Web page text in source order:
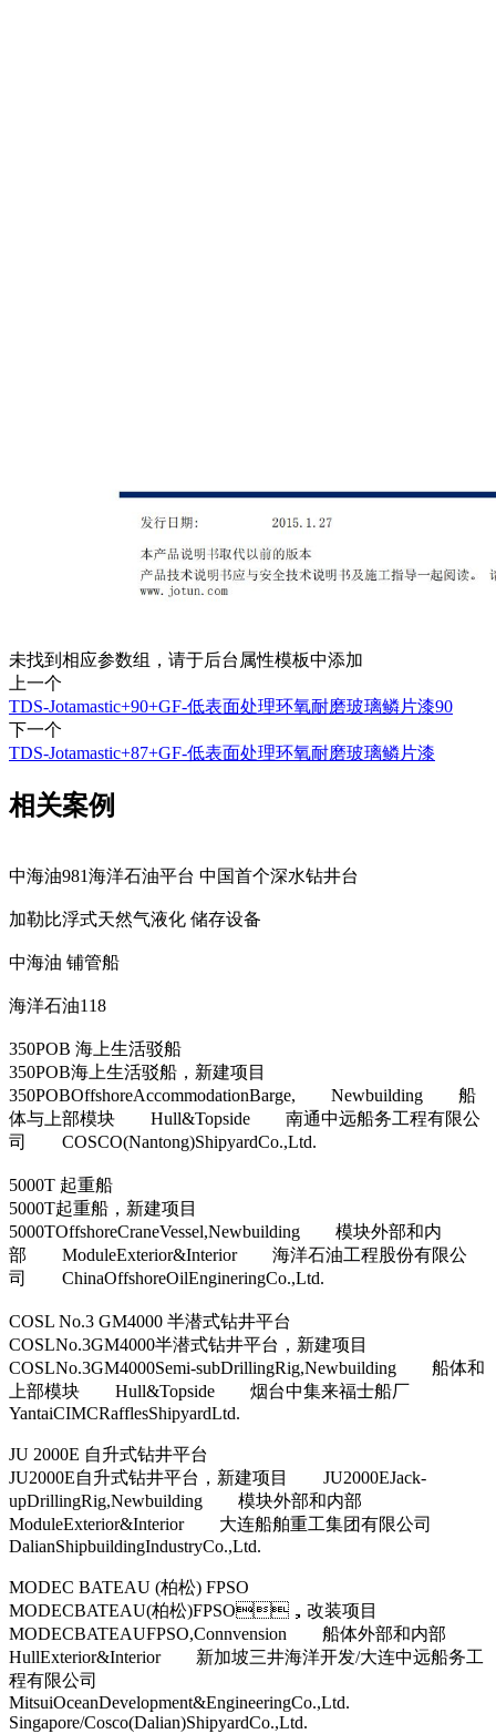
未找到相应参数组，请于后台属性模板中添加
上一个
TDS-Jotamastic+90+GF-低表面处理环氧耐磨玻璃鳞片漆90
下一个
TDS-Jotamastic+87+GF-低表面处理环氧耐磨玻璃鳞片漆
相关案例
中海油981海洋石油平台 中国首个深水钻井台
加勒比浮式天然气液化 储存设备
中海油 铺管船
海洋石油118
350POB 海上生活驳船
350POB海上生活驳船，新建项目
350POBOffshoreAccommodationBarge, Newbuilding 船
体与上部模块 Hull&Topside 南通中远船务工程有限公
司 COSCO(Nantong)ShipyardCo.,Ltd.
5000T 起重船
5000T起重船，新建项目
5000TOffshoreCraneVessel,Newbuilding 模块外部和内
部 ModuleExterior&Interior 海洋石油工程股份有限公
司 ChinaOffshoreOilEngineringCo.,Ltd.
COSL No.3 GM4000 半潜式钻井平台
COSLNo.3GM4000半潜式钻井平台，新建项目
COSLNo.3GM4000Semi-subDrillingRig,Newbuilding 船体和
上部模块 Hull&Topside 烟台中集来福士船厂
YantaiCIMCRafflesShipyardLtd.
JU 2000E 自升式钻井平台
JU2000E自升式钻井平台，新建项目 JU2000EJack-
upDrillingRig,Newbuilding 模块外部和内部
ModuleExterior&Interior 大连船舶重工集团有限公司
DalianShipbuildingIndustryCo.,Ltd.
MODEC BATEAU (柏松) FPSO
MODECBATEAU(柏松)FPSO，改装项目
MODECBATEAUFPSO,Connvension 船体外部和内部
HullExterior&Interior 新加坡三井海洋开发/大连中远船务工
程有限公司
MitsuiOceanDevelopment&EngineeringCo.,Ltd.
Singapore/Cosco(Dalian)ShipyardCo.,Ltd.